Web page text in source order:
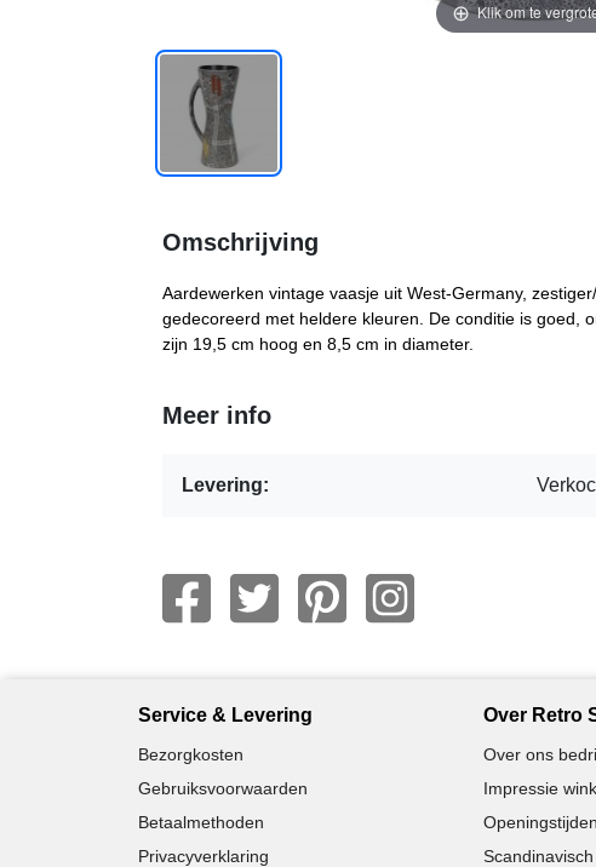
Klik om te
Omschrijving
Aardewerken vintage vaasje uit West-Germany,
gedecoreerd met heldere kleuren. De conditie is goed,
zijn 19,5 cm hoog en 8,5 cm in diameter.
Meer info
Levering:
Service & Levering
Bezorgkosten
Gebruiksvoorwaarden
Betaalmethoden
Privacyverklaring
Over Retro
Over ons
Impressie
Openingstijden